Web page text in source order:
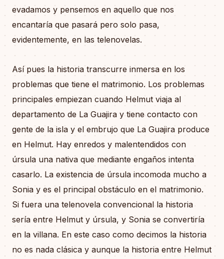
evadamos y pensemos en aquello que nos
encantaría que pasará pero solo pasa,
evidentemente, en las telenovelas.
Así pues la historia transcurre inmersa en los
problemas que tiene el matrimonio. Los problemas
principales empiezan cuando Helmut viaja al
departamento de La Guajira y tiene contacto con
gente de la isla y el embrujo que La Guajira produce
en Helmut. Hay enredos y malentendidos con
úrsula una nativa que mediante engaños intenta
casarlo. La existencia de úrsula incomoda mucho a
Sonia y es el principal obstáculo en el matrimonio.
Si fuera una telenovela convencional la historia
sería entre Helmut y úrsula, y Sonia se convertiría
en la villana. En este caso como decimos la historia
no es nada clásica y aunque la historia entre Helmut